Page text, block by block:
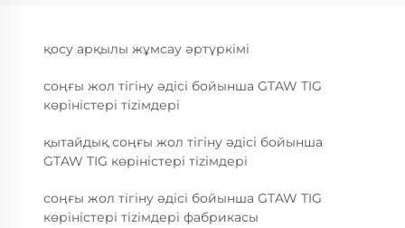
қосу арқылы жұмсау әртүркімі
соңғы жол тігіну әдісі бойынша GTAW TIG
көріністері тizімдері
қытайдық соңғы жол тігіну әдісі бойынша
GTAW TIG көріністері тizімдері
соңғы жол тігіну әдісі бойынша GTAW TIG
көріністері тizімдері фабрикасы